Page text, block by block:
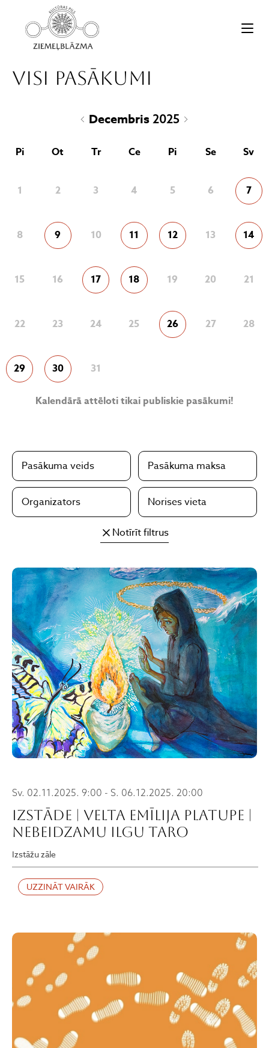
Decembris 2025
Pi Ot Tr Ce Pi Se Sv
1 2 3 4 5 6 7
8 9 10 11 12 13 14
15 16 17 18 19 20 21
22 23 24 25 26 27 28
29 30 31
Kalendārā attēloti tikai publiskie pasākumi!
Visi pasākumi
Pasākuma veids Pasākuma maksa
Organizators Norises vieta
Notīrīt filtrus
Sv. 02.11.2025. 9:00 - S. 06.12.2025. 20:00
IZSTĀDE | VELTA EMĪLIJA PLATUPE |
NEBEIDZAMU ILGU TARO
Izstāžu zāle
UZZINĀT VAIRĀK